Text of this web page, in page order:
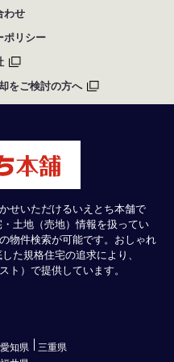
わせ
ポリシー
をご検討の方へ
せいただけるいえとち本舗で
土地（売地）情報を扱ってい
物件検索が可能です。おしゃれ
た規格住宅の追求により、
ト）で提供しています。
愛知県
三重県